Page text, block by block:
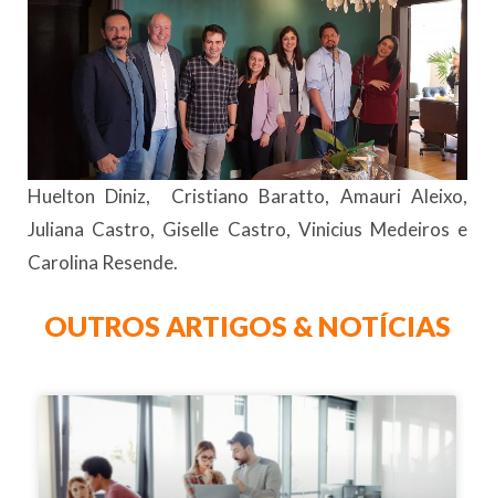
Huelton Diniz, Cristiano Baratto, Amauri Aleixo,
Juliana Castro, Giselle Castro, Vinicius Medeiros e
Carolina Resende.
OUTROS ARTIGOS & NOTÍCIAS